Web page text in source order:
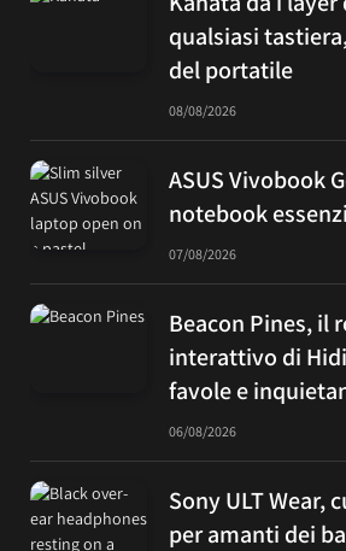
qualsiasi
del portatile
08/08/2026
ASUS Vivobook
notebook
07/08/2026
Beacon Pines, il
interattivo di
favole e
06/08/2026
Sony ULT Wear,
per amanti dei